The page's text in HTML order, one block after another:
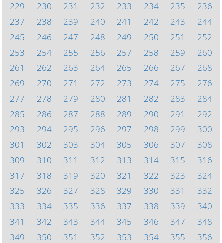
229
230 231 232 233 234 235
236
237
238 239 240 241 242 243
244
245
246 247 248 249 250 251
252
253
254 255 256 257 258 259
260
261
262 263 264 265 266 267
268
269
270 271 272 273 274 275
276
277
278 279 280 281 282 283
284
285
286 287 288 289 290 291
292
293
294 295 296 297 298 299
300
301
302 303 304 305 306 307
308
309
310 311 312 313 314 315
316
317
318 319 320 321 322 323
324
325
326 327 328 329 330 331
332
333
334 335 336 337 338 339
340
341
342 343 344 345 346 347
348
349
350 351 352 353 354 355 356